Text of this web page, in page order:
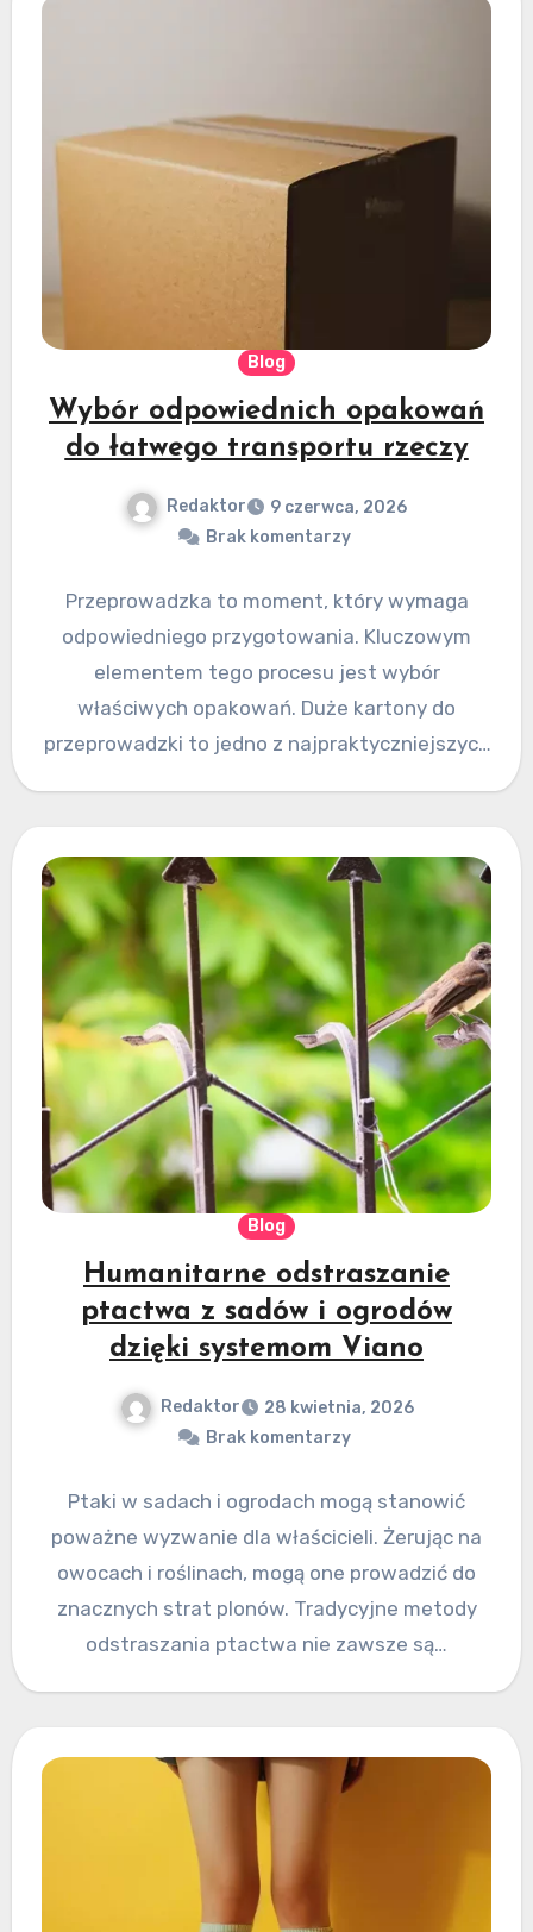
Blog
Wybór odpowiednich opakowań
do łatwego transportu rzeczy
Redaktor
9 czerwca, 2026
Brak komentarzy
Przeprowadzka to moment, który wymaga
odpowiedniego przygotowania. Kluczowym
elementem tego procesu jest wybór
właściwych opakowań. Duże kartony do
przeprowadzki to jedno z najpraktyczniejszych
Blog
Humanitarne odstraszanie
ptactwa z sadów i ogrodów
dzięki systemom Viano
Redaktor
28 kwietnia, 2026
Brak komentarzy
Ptaki w sadach i ogrodach mogą stanowić
poważne wyzwanie dla właścicieli. Żerując na
owocach i roślinach, mogą one prowadzić do
znacznych strat plonów. Tradycyjne metody
odstraszania ptactwa nie zawsze są…